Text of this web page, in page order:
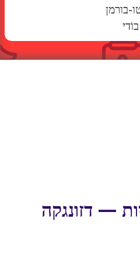
בורמן
בוֹדי
— דזונגקה